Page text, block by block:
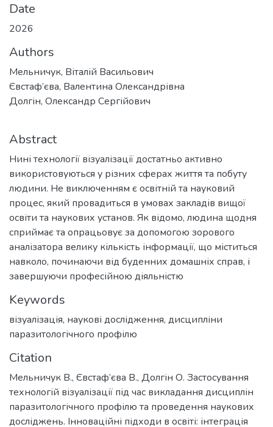
Date
2026
Authors
Мельничук, Віталій Васильович
Євстаф’єва, Валентина Олександрівна
Долгін, Олександр Сергійович
Abstract
Нині технології візуалізації достатньо активно
використовуються у різних сферах життя та побуту
людини. Не виключенням є освітній та науковий
процес, який провадиться в умовах закладів вищої
освіти та наукових установ. Як відомо, людина щодня
сприймає та опрацьовує за допомогою зорового
аналізатора велику кількість інформації, що міститься
навколо, починаючи від буденних домашніх справ, і
завершуючи професійною діяльністю
Keywords
візуалізація, наукові дослідження, дисципліни
паразитологічного профілю
Citation
Мельничук В., Євстаф’єва В., Долгін О. Застосування
технологій візуалізації під час викладання дисциплін
паразитологічного профілю та проведення наукових
досліджень. Інноваційні підходи в освіті: інтеграція